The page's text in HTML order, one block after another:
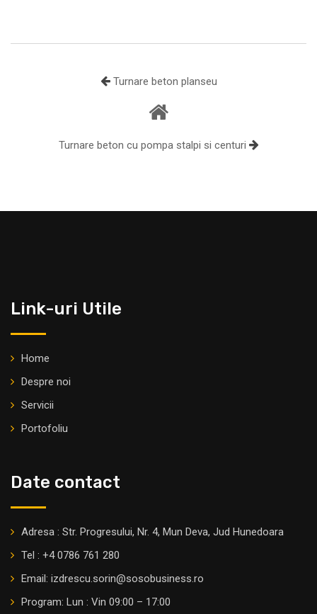
Turnare beton planseu
Turnare beton cu pompa stalpi si centuri
Link-uri Utile
Home
Despre noi
Servicii
Portofoliu
Date contact
Adresa : Str. Progresului, Nr. 4, Mun Deva, Jud Hunedoara
Tel : +4 0786 761 280
Email: izdrescu.sorin@sosobusiness.ro
Program: Lun : Vin 09:00 – 17:00